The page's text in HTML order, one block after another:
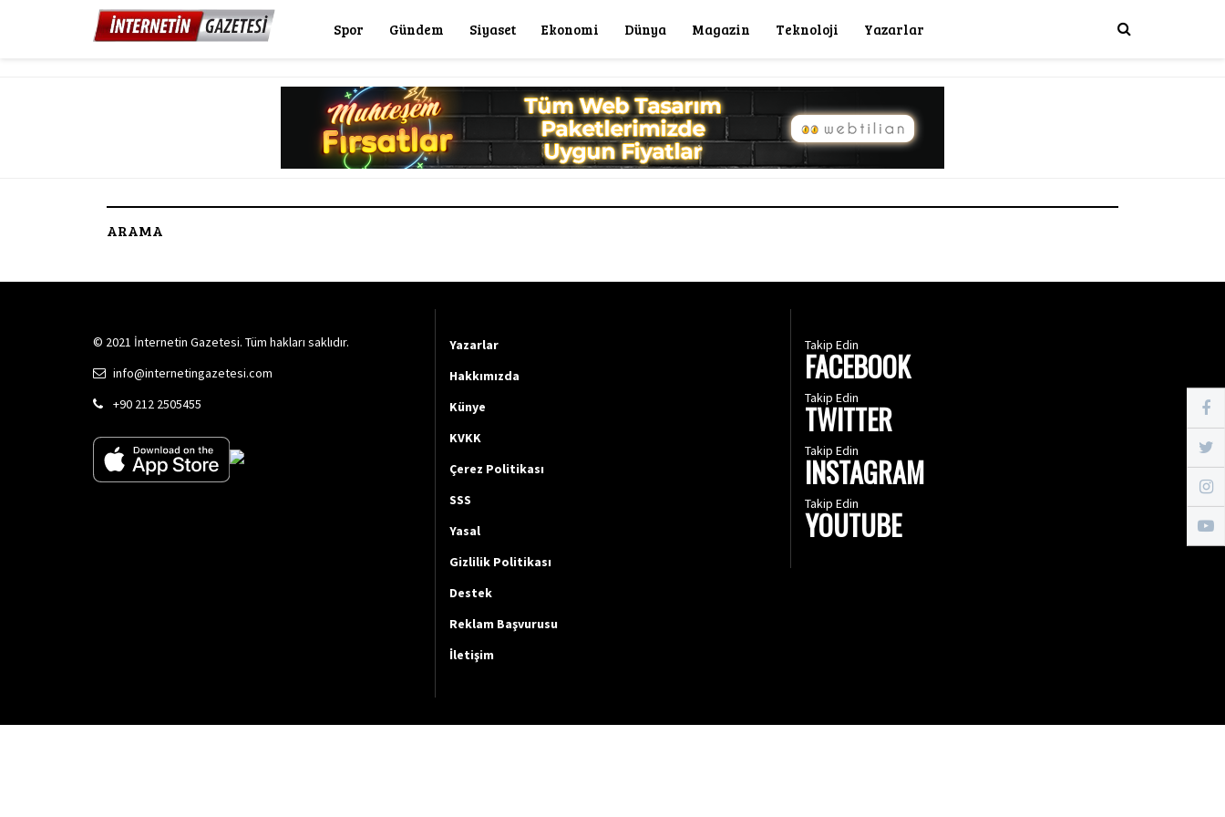
Spor Gündem Siyaset Ekonomi Dünya Magazin Teknoloji Yazarlar
ARAMA
© 2021 İnternetin Gazetesi. Tüm hakları saklıdır.
info@internetingazetesi.com
+90 212 2505455
Yazarlar
Hakkımızda
Künye
KVKK
Çerez Politikası
SSS
Yasal
Gizlilik Politikası
Destek
Reklam Başvurusu
İletişim
Takip Edin
FACEBOOK
Takip Edin
TWITTER
Takip Edin
INSTAGRAM
Takip Edin
YOUTUBE